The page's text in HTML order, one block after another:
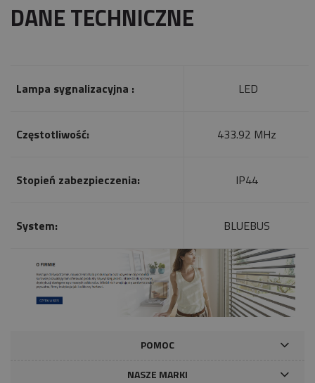
DANE TECHNICZNE
Lampa sygnalizacyjna : LED
Częstotliwość: 433.92 MHz
Stopień zabezpieczenia: IP44
System: BLUEBUS
POMOC
NASZE MARKI